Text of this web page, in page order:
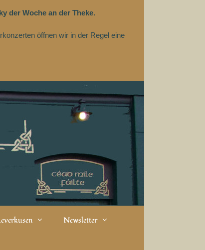
der Woche an der Theke.
öffnen wir in der Regel eine
Newsletter